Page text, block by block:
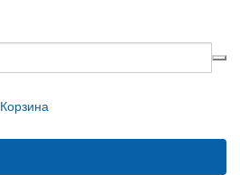
Корзина